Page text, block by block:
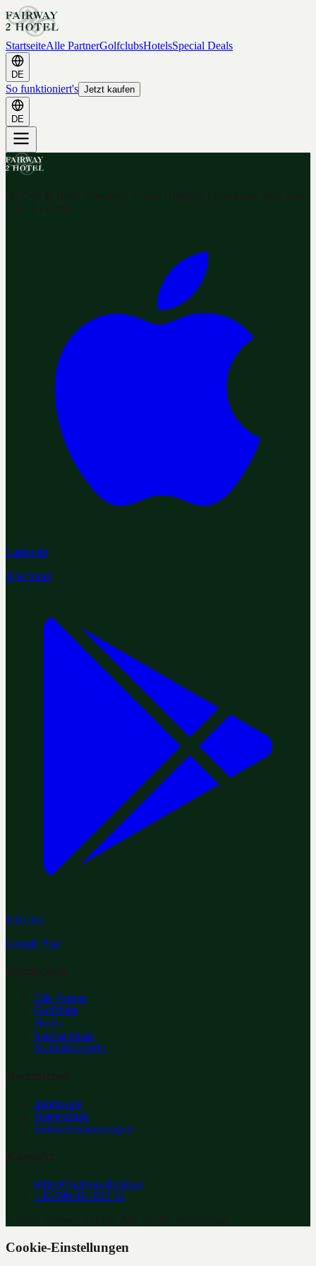
StartseiteAlle PartnerGolfclubsHotelsSpecial Deals
DE
So funktioniert's Jetzt kaufen
DE
Laden im
App Store
Jetzt bei
Google Play
Alle Partner
Golfclubs
Hotels
Special Deals
So funktioniert's
Impressum
Datenschutz
Einlösebestimmungen
office@fairway2hotel.at
+43 699 811 802 16
Cookie-Einstellungen